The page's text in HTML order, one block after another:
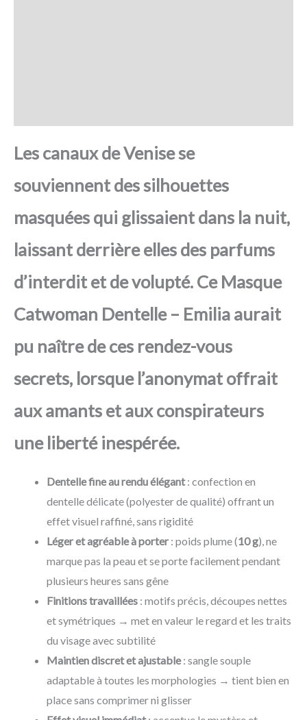
Les canaux de Venise se
souviennent des silhouettes
masquées qui glissaient dans la nuit,
laissant derrière elles des parfums
d’interdit et de volupté. Ce Masque
Catwoman Dentelle – Emilia aurait
pu naître de ces rendez-vous
secrets, lorsque l’anonymat offrait
aux amants et aux conspirateurs
une liberté inespérée.
Dentelle fine au rendu élégant: confection en
dentelle délicate (polyester de qualité) offrant un
effet visuel raffiné, sans rigidité
Léger et agréable à porter : poids plume (10 g), ne
marque pas la peau et se porte facilement pendant
plusieurs heures sans gêne
Finitions travaillées : motifs précis, découpes nettes
et symétriques → met en valeur le regard et les traits
du visage avec subtilité
Maintien discret et ajustable: sangle souple
adaptable à toutes les morphologies → tient bien en
place sans comprimer ni glisser